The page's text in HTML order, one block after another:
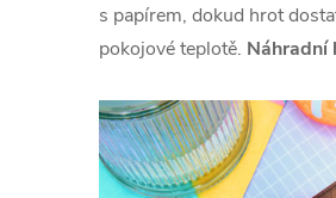
s papírem, dokud hrot
pokojové teplotě. Náhradní